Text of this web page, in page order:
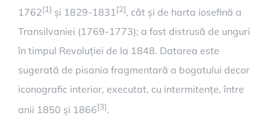
1762[1] și 1829-1831[2], cât și de harta iosefină a
Transilvaniei (1769-1773); a fost distrusă de unguri
în timpul Revoluției de la 1848. Datarea este
sugerată de pisania fragmentară a bogatului decor
iconografic interior, executat, cu intermitențe, între
anii 1850 și 1866[3].